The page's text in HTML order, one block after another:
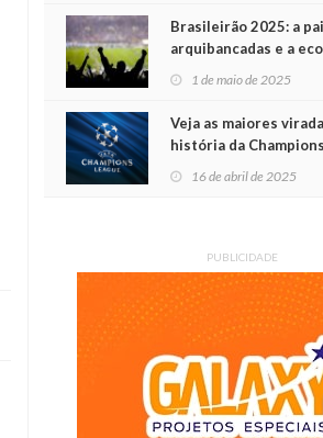
Brasileirão 2025: a
arquibancadas e a
futebol na primeira
1 de maio de 2025
Veja as maiores
história da
16 de abril de 2025
PUBLICIDADE